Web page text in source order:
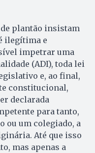
plantão insistam
ilegítima e
impetrar uma
(ADI), toda lei
e, ao final,
constitucional,
declarada
para tanto,
ou um colegiado, a
Até que isso
mas apenas a